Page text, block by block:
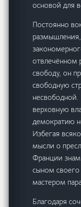
основой для
Постоянно
отвлечённом
свободу, он
свободную
несвободной.
верховную
демократию
Избегая
мысли о
Франции
сыном своего
мастером
Благодаря